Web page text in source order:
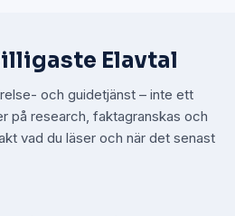
Elavtal
och guidetjänst – inte ett
på research, faktagranskas och
vad du läser och när det senast